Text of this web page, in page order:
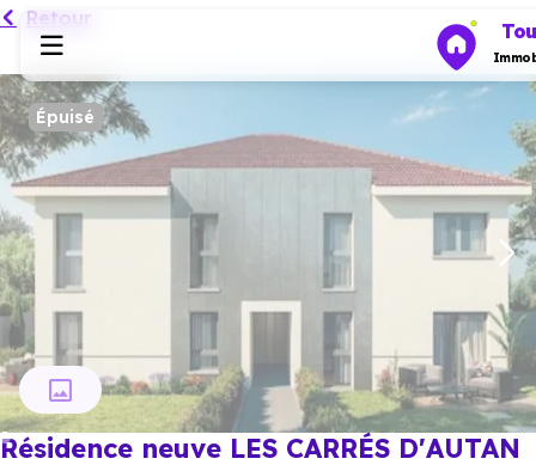
Programmes neufs
Habiter
Investir
Actualités
Ressources
Retour
Épuisé
Ce programme vous intéresse
Nous contacter
Résidence neuve LES CARRÉS D'AUTAN